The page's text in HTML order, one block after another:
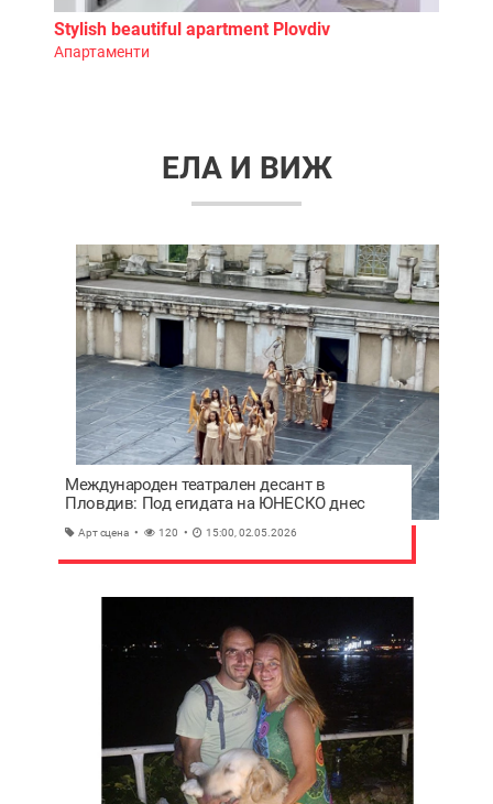
Кадифе
Национална кухня
ЕЛА И ВИЖ
Международен театрален десант в
Пловдив: Под егидата на ЮНЕСКО днес
Арт сцена 120 15:00, 02.05.2026